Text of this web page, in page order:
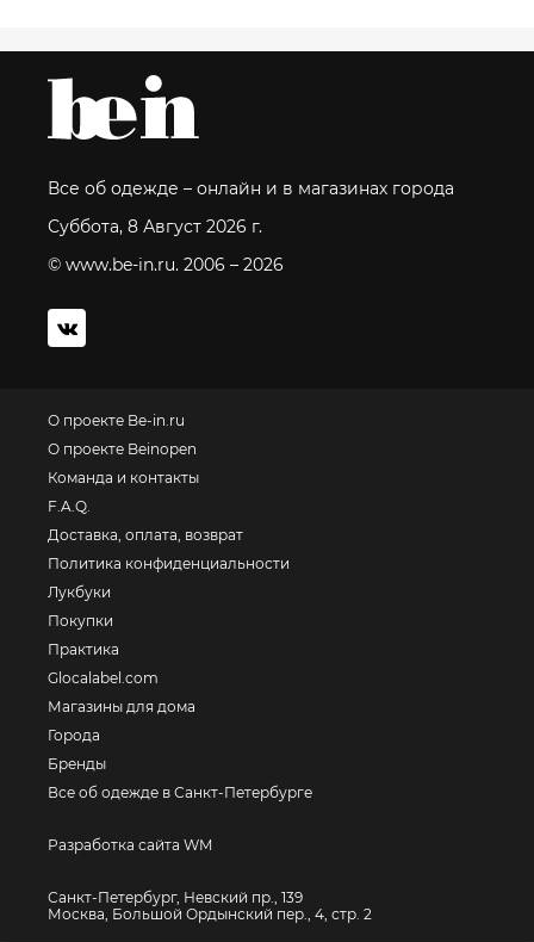
Все об одежде – онлайн и в магазинах города
Суббота, 8 Август 2026 г.
© www.be-in.ru. 2006 – 2026
О проекте Be-in.ru
О проекте Beinopen
Команда и контакты
F.A.Q.
Доставка, оплата, возврат
Политика конфиденциальности
Лукбуки
Покупки
Практика
Glocalabel.com
Магазины для дома
Города
Бренды
Все об одежде в Санкт-Петербурге
Разработка сайта WM
Санкт-Петербург, Невский пр., 139
Москва, Большой Ордынский пер., 4, стр. 2